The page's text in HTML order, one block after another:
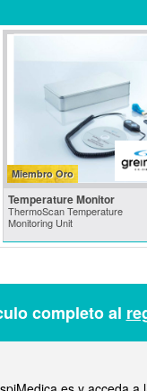
Miembro Oro
Temperature Monitor
ThermoScan Temperature
Monitoring Unit
completo al